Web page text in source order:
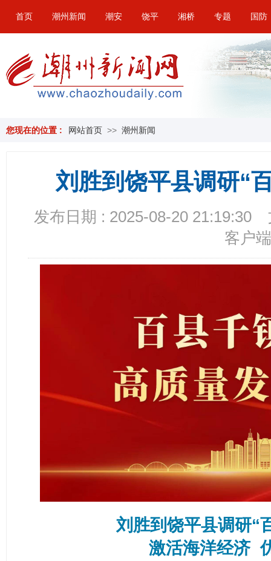
首页 潮州新闻 潮安 饶平 湘桥 专题 国防
您现在的位置 : 网站首页 >> 潮州新闻
刘胜到饶平县调研“
发布日期 : 2025-08-20 21:19:30
客户端
刘胜到饶平县调研“
激活海洋经济